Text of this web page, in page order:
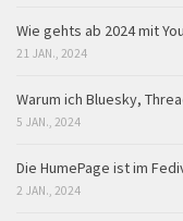
Wie gehts ab 2024 mit
21 JAN., 2024
Warum ich Bluesky,
5 JAN., 2024
Die HumePage ist im
2 JAN., 2024